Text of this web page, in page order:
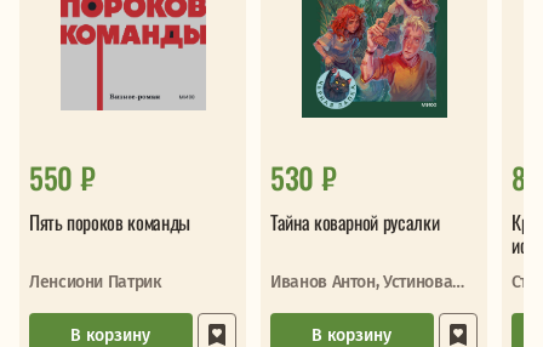
550 ₽
Пять пороков команды
Ленсиони Патрик
В корзину
530 ₽
Тайна коварной русалки
Иванов Антон, Устинова
В корзину